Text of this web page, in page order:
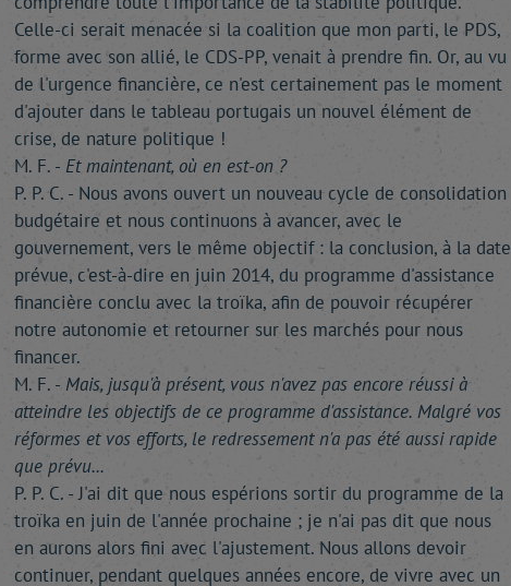
Celle-ci serait menacée si la coalition que mon parti, le PDS,
forme avec son allié, le CDS-PP, venait à prendre fin. Or, au vu
de l'urgence financière, ce n'est certainement pas le moment
d'ajouter dans le tableau portugais un nouvel élément de
crise, de nature politique !
M. F. - Et maintenant, où en est-on ?
P. P. C. - Nous avons ouvert un nouveau cycle de consolidation
budgétaire et nous continuons à avancer, avec le
gouvernement, vers le même objectif : la conclusion, à la date
prévue, c'est-à-dire en juin 2014, du programme d'assistance
financière conclu avec la troïka, afin de pouvoir récupérer
notre autonomie et retourner sur les marchés pour nous
financer.
M. F. - Mais, jusqu'à présent, vous n'avez pas encore réussi à
atteindre les objectifs de ce programme d'assistance. Malgré vos
réformes et vos efforts, le redressement n'a pas été aussi rapide
que prévu...
P. P. C. - J'ai dit que nous espérions sortir du programme de la
troïka en juin de l'année prochaine ; je n'ai pas dit que nous
en aurons alors fini avec l'ajustement. Nous allons devoir
continuer, pendant quelques années encore, de vivre avec un